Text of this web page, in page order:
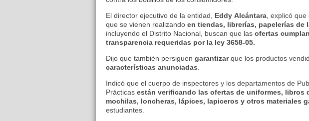
El director ejecutivo de la entidad, Eddy Alcántara , explicó
que se vienen realizando en tiendas, librerías, papelerías de
incluyendo el Distrito Nacional, buscan que las ofertas
transparencia requeridas por la ley 3658-05.
Dijo que también persiguen garantizarque los productos
características anunciadas
Indicó que el cuerpo de inspectores y los departamentos de
Prácticas están verificando las ofertas de uniformes, libros
mochilas, loncheras, lápices, lapiceros y otros materiales
estudiantes.